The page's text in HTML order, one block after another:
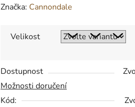
hodnocení
5
hvězdiček.
Značka: Cannondale
Velikost
Dostupnost
Možnosti doručení
Kód: